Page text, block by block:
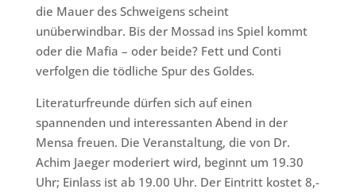
die Mauer des Schweigens scheint
unüberwindbar. Bis der Mossad ins Spiel kommt
oder die Mafia – oder beide? Fett und Conti
verfolgen die tödliche Spur des Goldes.
Literaturfreunde dürfen sich auf einen
spannenden und interessanten Abend in der
Mensa freuen. Die Veranstaltung, die von Dr.
Achim Jaeger moderiert wird, beginnt um 19.30
Uhr; Einlass ist ab 19.00 Uhr. Der Eintritt kostet 8,-